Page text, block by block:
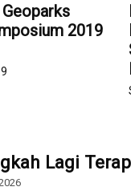
2019
Lagi